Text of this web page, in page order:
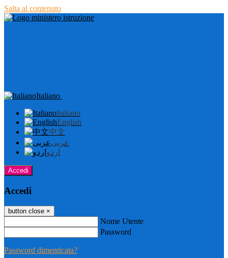
Salta al contenuto
Italiano
Italiano
English
中文
عربى
اردو
Accedi
Accedi
button close ×
Nome Utente
Password
Password dimenticata?